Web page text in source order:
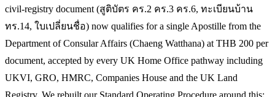
civil-registry document (สูติบัตร คร.2 คร.3 คร.6, ทะเบียนบ้าน
ทร.14, ใบเปลี่ยนชื่อ) now qualifies for a single Apostille from the
Department of Consular Affairs (Chaeng Watthana) at THB 200 per
document, accepted by every UK Home Office pathway including
UKVI, GRO, HMRC, Companies House and the UK Land
Registry. We rebuilt our Standard Operating Procedure around this: